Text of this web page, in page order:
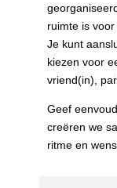
ruimte is
Je kunt
kiezen voor
vriend(in),
Geef
creëren we
ritme en